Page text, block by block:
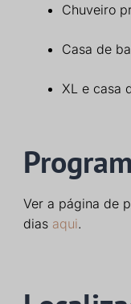
Chuveiro
Casa de
XL e casa
Ver a página de
dias aqui.